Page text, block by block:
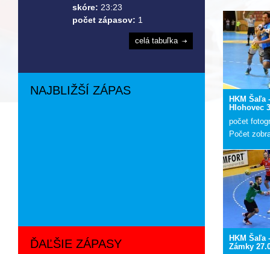
HKM Šaľa
Hlohovec
počet
Počet
HKM Šaľa
Zámky
skóre: 23:23
počet zápasov: 1
celá tabuľka
NAJBLIŽŠÍ ZÁPAS
ĎAĽŠIE ZÁPASY